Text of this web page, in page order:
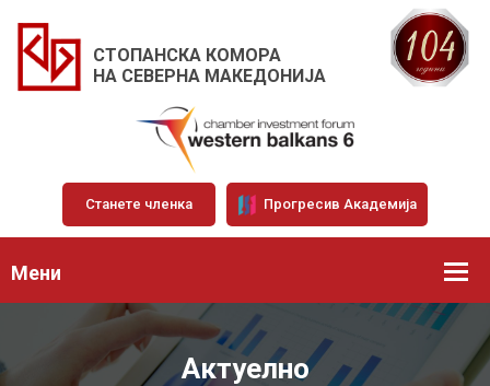
СТОПАНСКА КОМОРА
НА СЕВЕРНА МАКЕДОНИЈА
Станете членка Прогресив Академија
Мени
Актуелно